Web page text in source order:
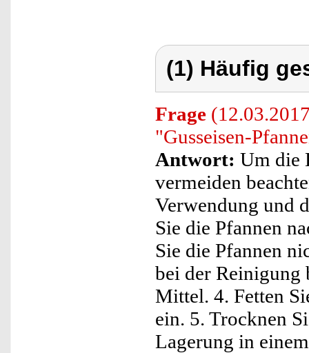
(1) Häufig
Frage
"Gusseisen-
Antwort: Um die
vermeiden
Verwendung und
Sie die Pfannen
Sie die Pfannen
bei der Reinigung
Mittel. 4. Fetten
ein. 5. Trocknen
Lagerung in